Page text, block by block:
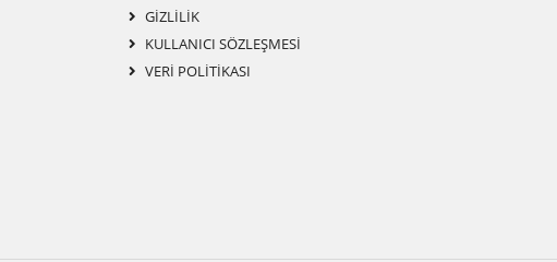
GIZLILIK
KULLANICI SÖZLEŞMESI
VERI POLITIKASI